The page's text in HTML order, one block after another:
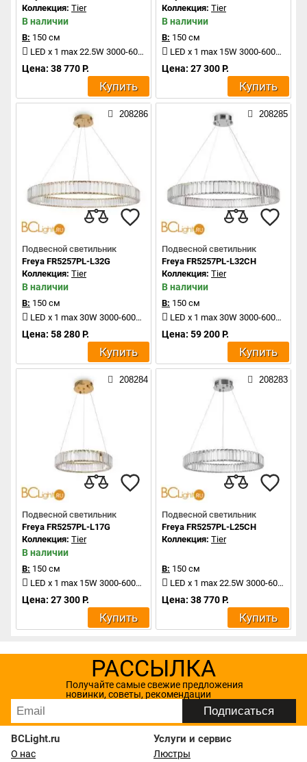
Коллекция: Tier
В наличии
В: 150 см
LED x 1 max 22.5W 3000-6000K 1800Lm
Цена: 38 770 Р.
Купить
Коллекция: Tier
В наличии
В: 150 см
LED x 1 max 15W 3000-6000K 1200Lm
Цена: 27 300 Р.
Купить
208286
Подвесной светильник
Freya FR5257PL-L32G
Коллекция: Tier
В наличии
В: 150 см
LED x 1 max 30W 3000-6000K 2400Lm
Цена: 58 280 Р.
Купить
208285
Подвесной светильник
Freya FR5257PL-L32CH
Коллекция: Tier
В наличии
В: 150 см
LED x 1 max 30W 3000-6000K 2400Lm
Цена: 59 200 Р.
Купить
208284
Подвесной светильник
Freya FR5257PL-L17G
Коллекция: Tier
В наличии
В: 150 см
LED x 1 max 15W 3000-6000K 1200Lm
Цена: 27 300 Р.
Купить
208283
Подвесной светильник
Freya FR5257PL-L25CH
Коллекция: Tier
В: 150 см
LED x 1 max 22.5W 3000-6000K 1800Lm
Цена: 38 770 Р.
Купить
РАССЫЛКА
Получайте самые свежие предложения
новинки, советы, рекомендации
BCLight.ru
О нас
Услуги и сервис
Люстры